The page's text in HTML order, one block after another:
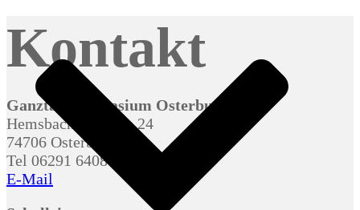
GTO
Osterburken
Offenes
Haus
für
Interessierte
13:30
Kontakt
Ganztagsgymnasium Osterburken
Hemsbacher Straße 24
74706 Osterburken
Tel 06291 64080
E-Mail